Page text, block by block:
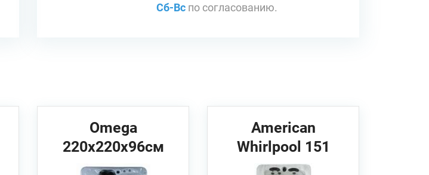
Сб-Вс по согласованию.
Omega
220х220х96см
JNJ Spas Спа
American
Whirlpool 151
211х160х76см